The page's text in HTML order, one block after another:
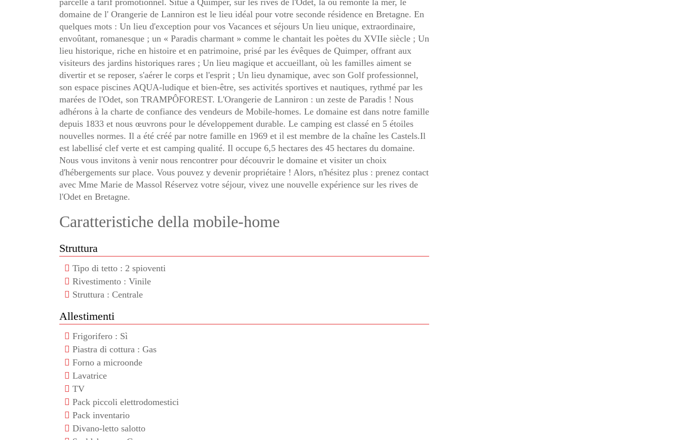
parcelle à tarif promotionnel. Situé à Quimper, sur les rives de l'Odet, là où remonte la mer, le
domaine de l' Orangerie de Lanniron est le lieu idéal pour votre seconde résidence en Bretagne. En
quelques mots : Un lieu d'exception pour vos Vacances et séjours Un lieu unique, extraordinaire,
envoûtant, romanesque ; un « Paradis charmant » comme le chantait les poètes du XVIIe siècle ; Un
lieu historique, riche en histoire et en patrimoine, prisé par les évêques de Quimper, offrant aux
visiteurs des jardins historiques rares ; Un lieu magique et accueillant, où les familles aiment se
divertir et se reposer, s'aérer le corps et l'esprit ; Un lieu dynamique, avec son Golf professionnel,
son espace piscines AQUA-ludique et bien-être, ses activités sportives et nautiques, rythmé par les
marées de l'Odet, son TRAMPÔFOREST. L'Orangerie de Lanniron : un zeste de Paradis ! Nous
adhérons à la charte de confiance des vendeurs de Mobile-homes. Le domaine est dans notre famille
depuis 1833 et nous œuvrons pour le développement durable. Le camping est classé en 5 étoiles
nouvelles normes. Il a été créé par notre famille en 1969 et il est membre de la chaîne les Castels.Il
est labellisé clef verte et est camping qualité. Il occupe 6,5 hectares des 45 hectares du domaine.
Nous vous invitons à venir nous rencontrer pour découvrir le domaine et visiter un choix
d'hébergements sur place. Vous pouvez y devenir propriétaire ! Alors, n'hésitez plus : prenez contact
avec Mme Marie de Massol Réservez votre séjour, vivez une nouvelle expérience sur les rives de
l'Odet en Bretagne.
Caratteristiche della mobile-home
Struttura
Tipo di tetto : 2 spioventi
Rivestimento : Vinile
Struttura : Centrale
Allestimenti
Frigorifero : Sì
Piastra di cottura : Gas
Forno a microonde
Lavatrice
TV
Pack piccoli elettrodomestici
Pack inventario
Divano-letto salotto